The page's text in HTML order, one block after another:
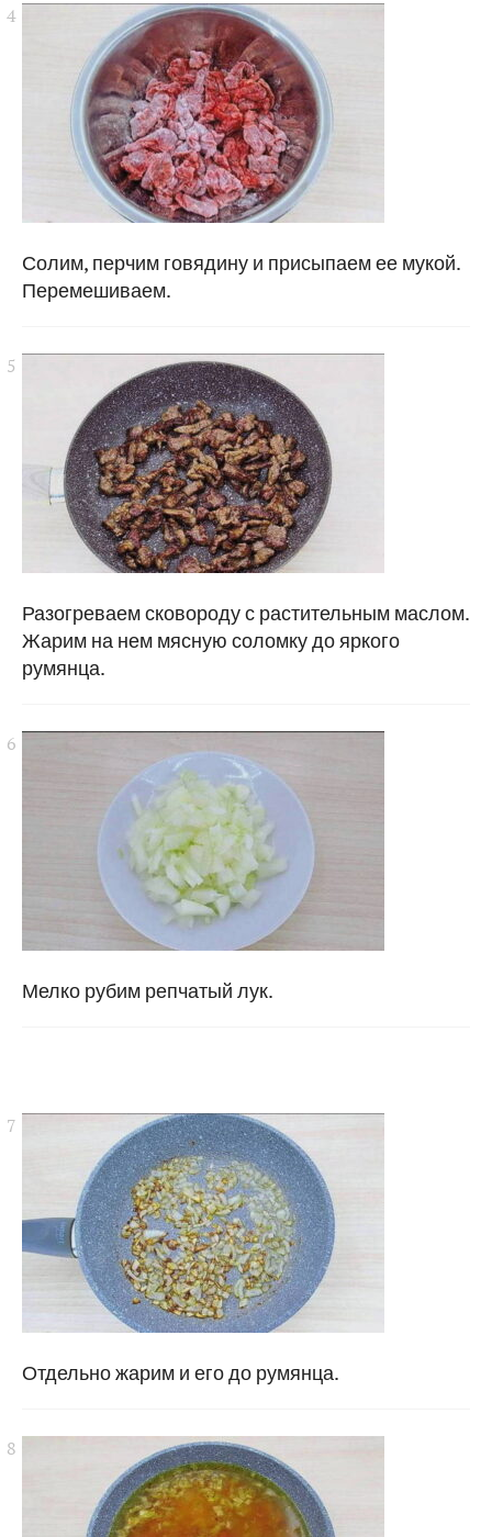
Солим, перчим говядину и присыпаем ее мукой.
Перемешиваем.
Разогреваем сковороду с растительным маслом.
Жарим на нем мясную соломку до яркого
румянца.
Мелко рубим репчатый лук.
Отдельно жарим и его до румянца.